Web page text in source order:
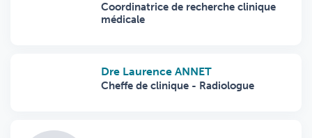
Coordinatrice de recherche clinique
médicale
Dre Laurence ANNET
Cheffe de clinique - Radiologue